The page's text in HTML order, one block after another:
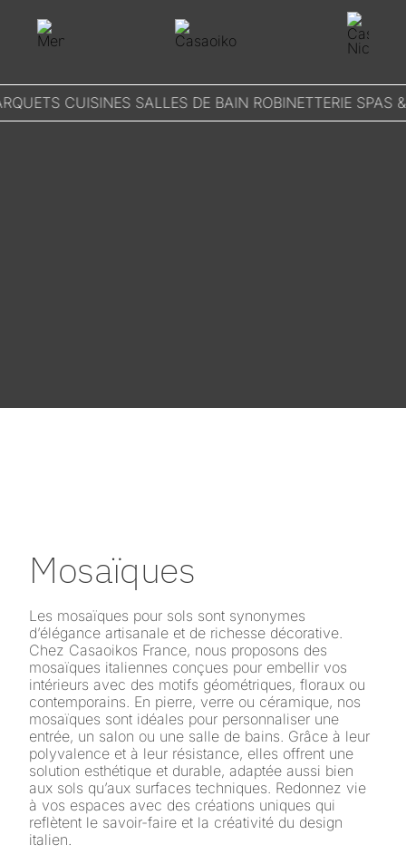
content
CUISINES SALLES DE BAIN ROBINETTERIE
Mosaïques
Les mosaïques pour sols sont synonymes
d’élégance artisanale et de richesse décorative.
Chez Casaoikos France, nous proposons des
mosaïques italiennes conçues pour embellir vos
intérieurs avec des motifs géométriques, floraux ou
contemporains. En pierre, verre ou céramique, nos
mosaïques sont idéales pour personnaliser une
entrée, un salon ou une salle de bains. Grâce à leur
polyvalence et à leur résistance, elles offrent une
solution esthétique et durable, adaptée aussi bien
aux sols qu’aux surfaces techniques. Redonnez vie
à vos espaces avec des créations uniques qui
reflètent le savoir-faire et la créativité du design
italien.